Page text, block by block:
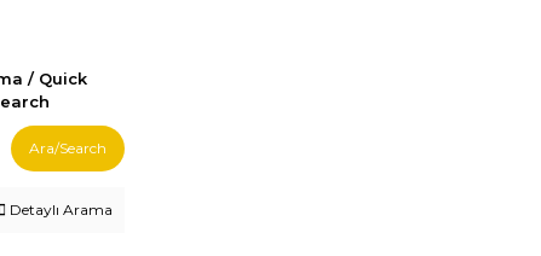
/ Quick
Ara/Search
Detaylı Arama